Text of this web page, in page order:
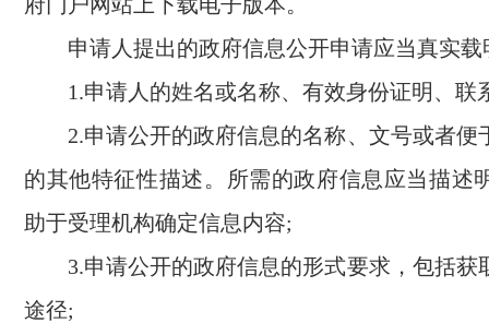
申请人提出的政府信息公开申请应当真实
1.申请人的姓名或名称、有效身份证明、联
2.申请公开的政府信息的名称、文号或者便
的其他特征性描述。所需的政府信息应当描述
助于受理机构确定信息内容;
3.申请公开的政府信息的形式要求，包括获
途径;